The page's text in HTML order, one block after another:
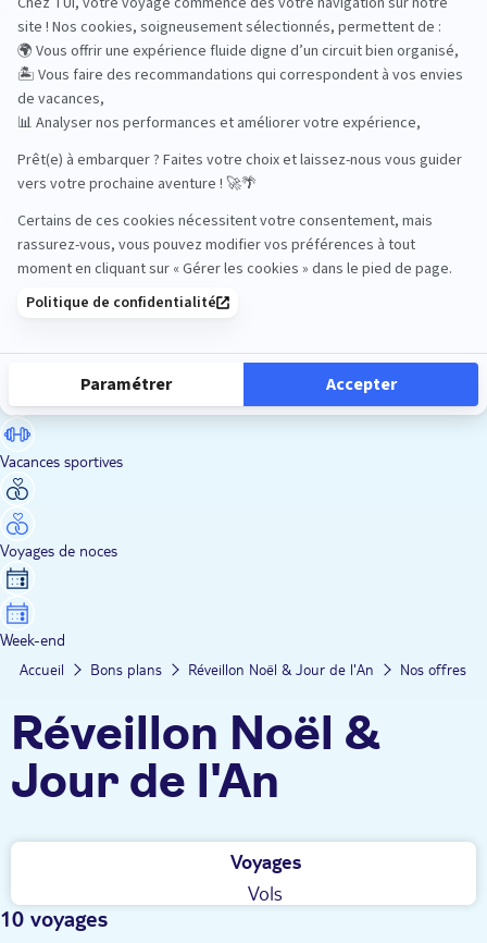
Road Trips
Safari
Sénior
Vacances sportives
Voyages de noces
Week-end
Accueil Bons plans Réveillon Noël & Jour de l'An Nos offres
Réveillon Noël &
Jour de l'An
Voyages
Vols
10 voyages